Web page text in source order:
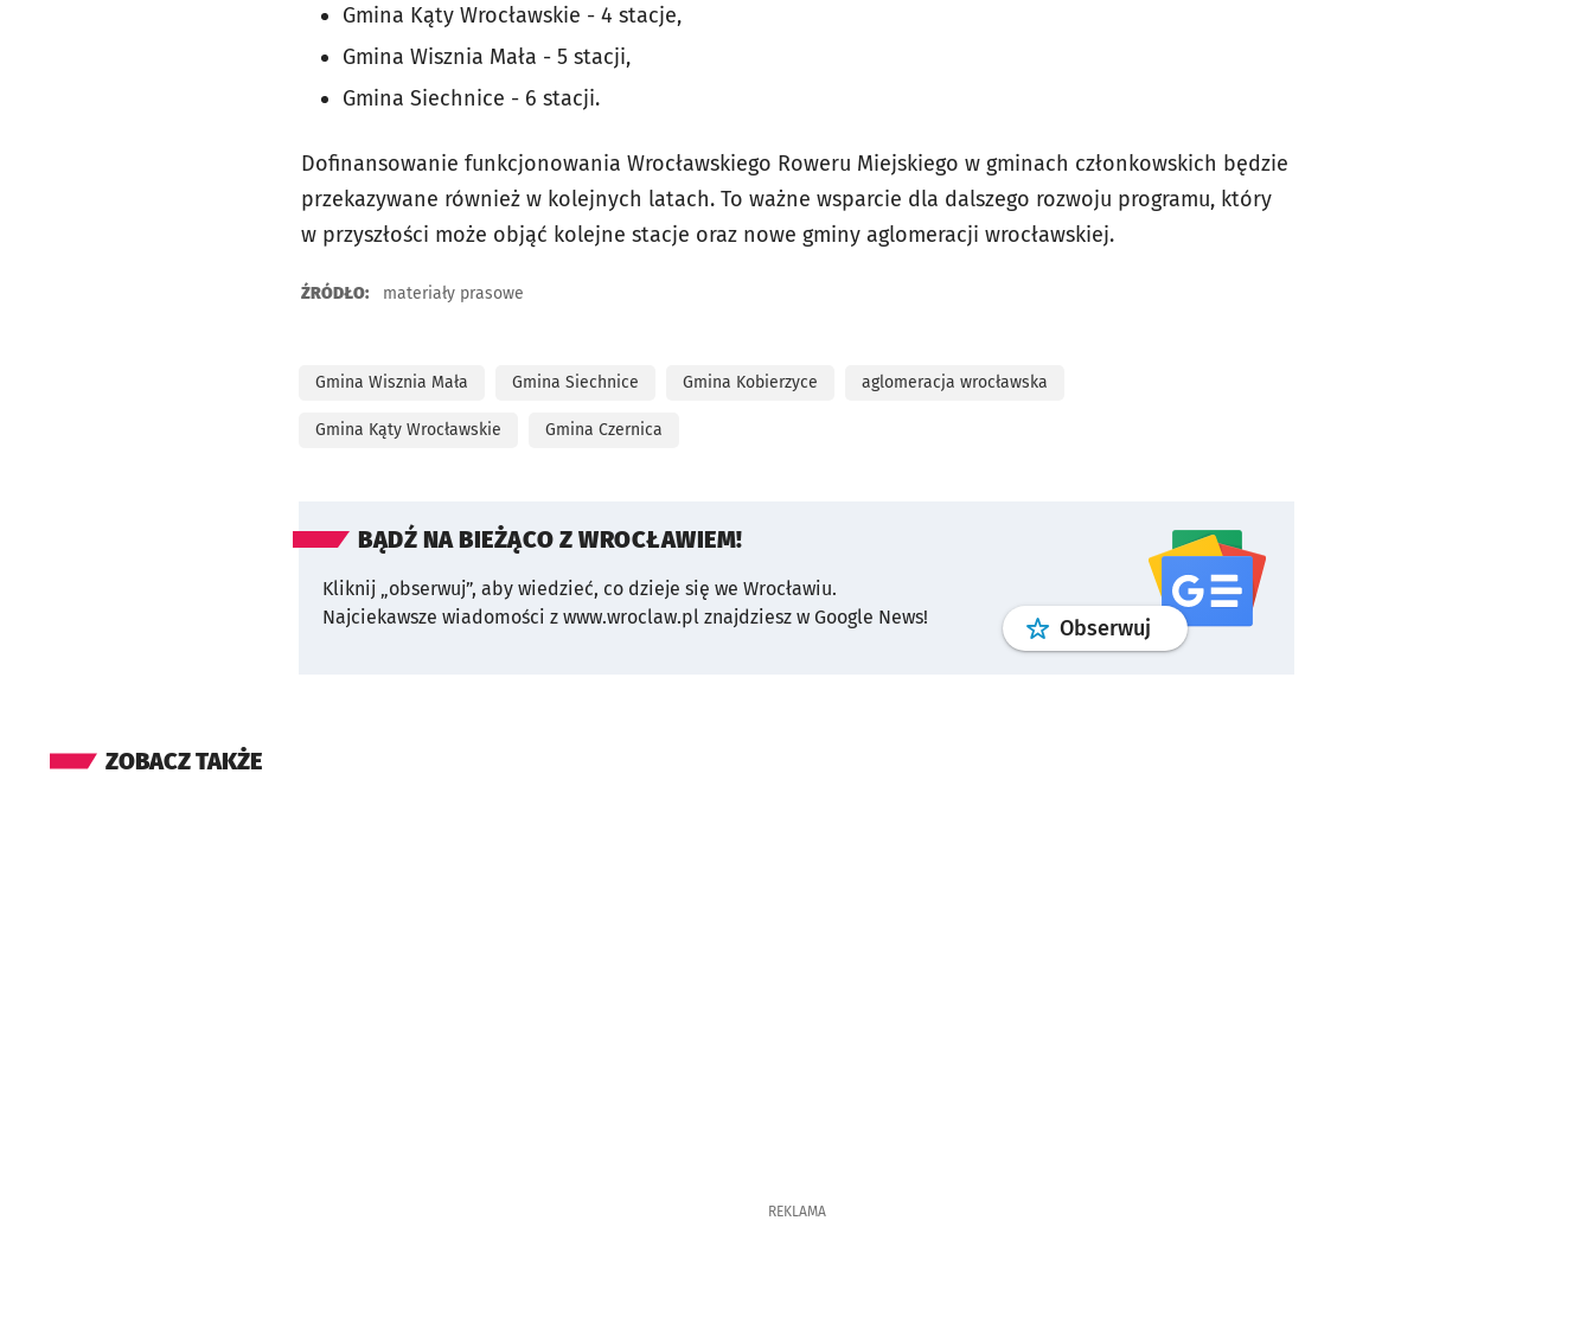
Gmina Kąty Wrocławskie - 4 stacje,
Gmina Wisznia Mała - 5 stacji,
Gmina Siechnice - 6 stacji.
Dofinansowanie funkcjonowania Wrocławskiego Roweru Miejskiego w gminach członkowskich będzie
przekazywane również w kolejnych latach. To ważne wsparcie dla dalszego rozwoju programu, który
w przyszłości może objąć kolejne stacje oraz nowe gminy aglomeracji wrocławskiej.
ŹRÓDŁO: materiały prasowe
Gmina Wisznia Mała Gmina Siechnice Gmina Kobierzyce aglomeracja wrocławska
Gmina Kąty Wrocławskie Gmina Czernica
BĄDŹ NA BIEŻĄCO Z WROCŁAWIEM!
Kliknij „obserwuj”, aby wiedzieć, co dzieje się we Wrocławiu.
Najciekawsze wiadomości z www.wroclaw.pl znajdziesz w Google News!
Obserwuj profilgoogle news
ZOBACZ TAKŻE
REKLAMA